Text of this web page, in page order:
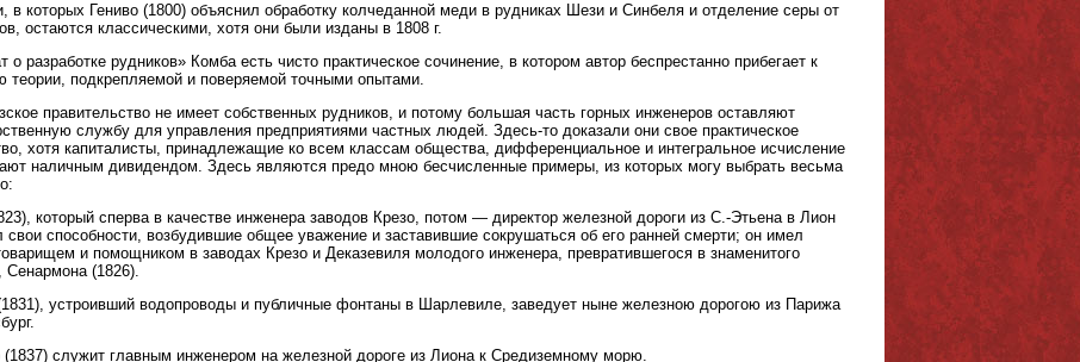
в которых Гениво (1800) объяснил обработку колчеданной меди в рудниках Шези и Синбеля и отделение серы от
остаются классическими, хотя они были изданы в 1808 г.
о разработке рудников» Комба есть чисто практическое сочинение, в котором автор беспрестанно прибегает к
теории, подкрепляемой и поверяемой точными опытами.
правительство не имеет собственных рудников, и потому большая часть горных инженеров оставляют
службу для управления предприятиями частных людей. Здесь-то доказали они свое практическое
хотя капиталисты, принадлежащие ко всем классам общества, дифференциальное и интегральное исчисление
наличным дивидендом. Здесь являются предо мною бесчисленные примеры, из которых могу выбрать весьма
который сперва в качестве инженера заводов Крезо, потом — директор железной дороги из С.-Этьена в Лион
свои способности, возбудившие общее уважение и заставившие сокрушаться об его ранней смерти; он имел
и помощником в заводах Крезо и Деказевиля молодого инженера, превратившегося в знаменитого
Сенармона (1826).
устроивший водопроводы и публичные фонтаны в Шарлевиле, заведует ныне железною дорогою из Парижа
служит главным инженером на железной дороге из Лиона к Средиземному морю.